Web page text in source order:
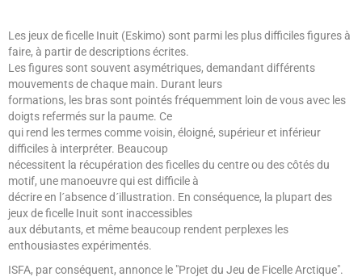
Les jeux de ficelle Inuit (Eskimo) sont parmi les plus difficiles figures à
faire, à partir de descriptions écrites.
Les figures sont souvent asymétriques, demandant différents
mouvements de chaque main. Durant leurs
formations, les bras sont pointés fréquemment loin de vous avec les
doigts refermés sur la paume. Ce
qui rend les termes comme voisin, éloigné, supérieur et inférieur
difficiles à interpréter. Beaucoup
nécessitent la récupération des ficelles du centre ou des côtés du
motif, une manoeuvre qui est difficile à
décrire en l´absence d´illustration. En conséquence, la plupart des
jeux de ficelle Inuit sont inaccessibles
aux débutants, et même beaucoup rendent perplexes les
enthousiastes expérimentés.
ISFA, par conséquent, annonce le "Projet du Jeu de Ficelle Arctique".